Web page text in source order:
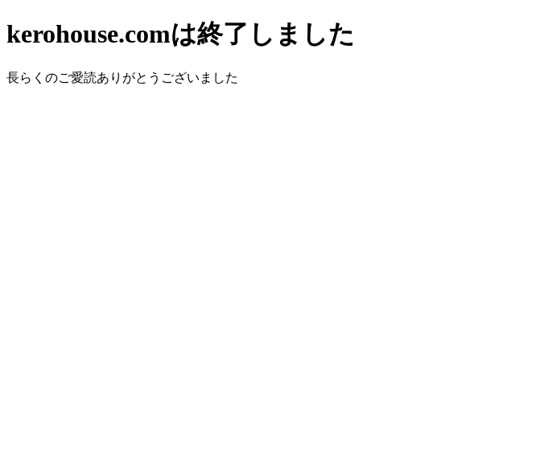
kerohouse.comは終了しました
長らくのご愛読ありがとうございました